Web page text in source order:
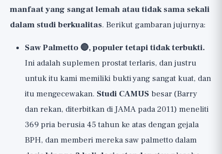
manfaat yang sangat lemah atau tidak sama sekali
dalam studi berkualitas. Berikut gambaran jujurnya:
Saw Palmetto 🔴, populer tetapi tidak terbukti.
Ini adalah suplemen prostat terlaris, dan justru
untuk itu kami memiliki bukti yang sangat kuat, dan
itu mengecewakan. Studi CAMUS besar (Barry
dan rekan, diterbitkan di JAMA pada 2011) meneliti
369 pria berusia 45 tahun ke atas dengan gejala
BPH, dan memberi mereka saw palmetto dalam